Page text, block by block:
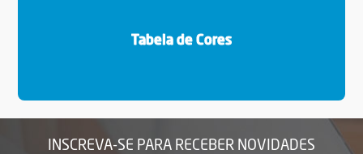
Tabela de Cores
INSCREVA-SE PARA RECEBER NOVIDADES